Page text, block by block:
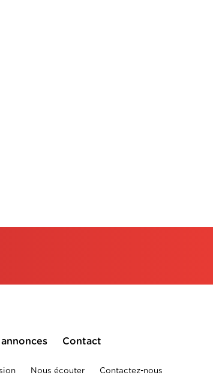
Contact
Nous écouter Contactez-nous